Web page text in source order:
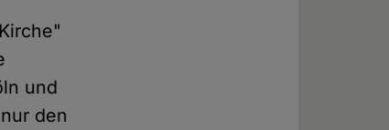
und
den